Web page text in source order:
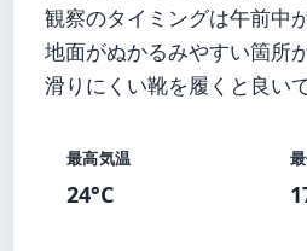
観察のタイミングは午前中
地面がぬかるみやすい箇所
滑りにくい靴を履くと良い
最高気温
24°C